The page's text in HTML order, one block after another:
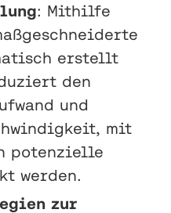
: Mithilfe
erstellt
den
und
mit
potenzielle
werden.
zur